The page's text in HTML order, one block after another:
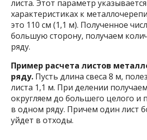
листа. Этот параметр
характеристиках к
это 110 см (1,1 м). Полученное
большую сторону, получаем
ряду.
Пример расчета листов
ряду. Пусть длина свеса 8 м,
листа 1,1 м. При делении
округляем до большего целого и
в одном ряду. Причем один лист
уйдет в отходы.